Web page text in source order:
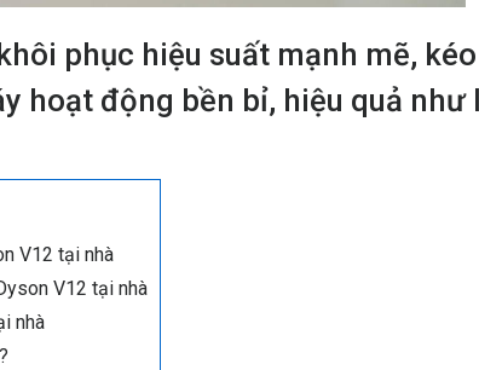
phục hiệu suất mạnh mẽ,
hoạt động bền bỉ, hiệu quả như
V12 tại nhà
V12 tại nhà
nhà